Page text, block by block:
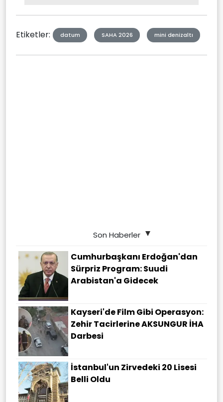
Etiketler: datum SAHA 2026 mini denizaltı
Son Haberler
Cumhurbaşkanı Erdoğan'dan
Sürpriz Program: Suudi
Arabistan'a Gidecek
Kayseri'de Film Gibi Operasyon:
Zehir Tacirlerine AKSUNGUR İHA
Darbesi
İstanbul'un Zirvedeki 20 Lisesi
Belli Oldu